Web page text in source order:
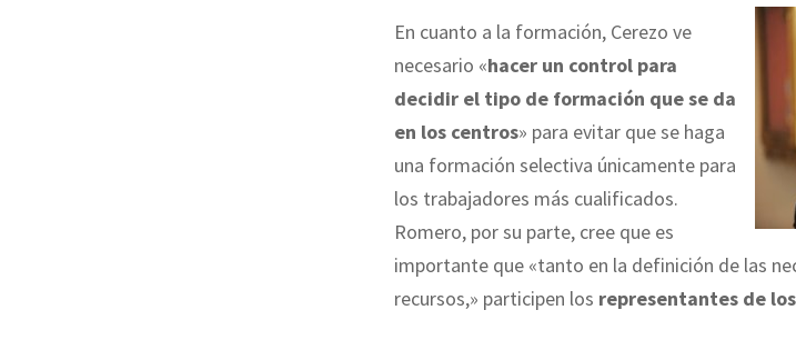
En cuanto a la formación, Cerezo ve
necesario «hacer un control para
decidir el tipo de formación que se da
en los centros» para evitar que se haga
una formación selectiva únicamente para
los trabajadores más cualificados.
Romero, por su parte, cree que es
importante que «tanto en la definición de las
recursos,» participen los representantes de